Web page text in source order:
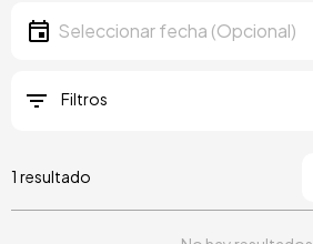
Fecha
Seleccionar fecha
Filtros
1 resultado